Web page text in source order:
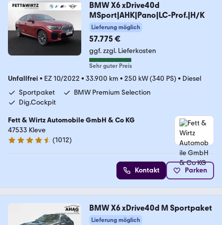
BMW X6 xDrive40d
MSport|AHK|Pano|LC-Prof.|H/K
Lieferung möglich
57.775 €
ggf. zzgl. Lieferkosten
Sehr guter Preis
Unfallfrei • EZ 10/2022 • 33.900 km • 250 kW (340 PS) • Diesel
Sportpaket
BMW Premium Selection
Dig.Cockpit
Fett & Wirtz Automobile GmbH & Co KG
47533 Kleve
4.6 Sterne
(1012)
Kontakt Parken
BMW X6 xDrive40d M Sportpaket
Lieferung möglich